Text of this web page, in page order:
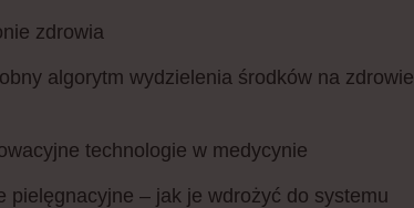
zdrowia
algorytm wydzielenia środków na zdrowie
technologie w medycynie
pielęgnacyjne – jak je wdrożyć do systemu